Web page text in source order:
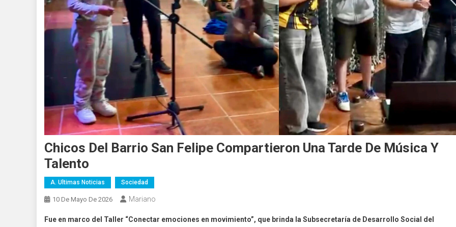
Chicos Del Barrio San Felipe Compartieron Una Tarde De Música Y
Talento
A. Ultimas Noticias Sociedad
10 De Mayo De 2026 Mariano
Fue en marco del Taller “Conectar emociones en movimiento”, que brinda la Subsecretaría de Desarrollo Social del